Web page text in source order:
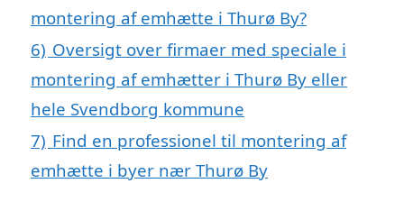
montering af emhætte i Thurø By?
6) Oversigt over firmaer med speciale i
montering af emhætter i Thurø By eller
hele Svendborg kommune
7) Find en professionel til montering af
emhætte i byer nær Thurø By